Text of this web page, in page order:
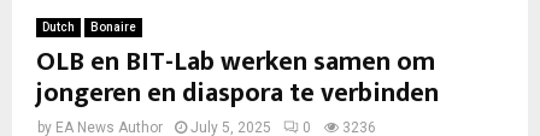
Dutch Bonaire
OLB en BIT-Lab werken samen om
jongeren en diaspora te verbinden
by EA News Author July 5, 2025 0 3236